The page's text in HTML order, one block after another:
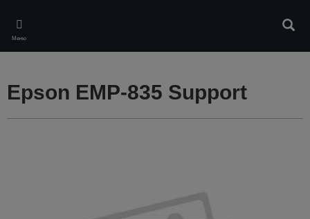
main
content
Меню
Epson EMP-835 Support